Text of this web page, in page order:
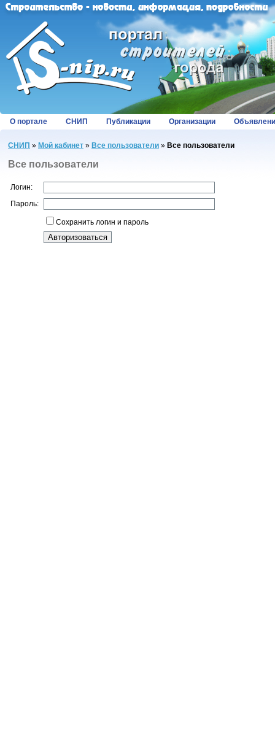
О портале СНИП Публикации Организации
СНИП » Мой кабинет » Все пользователи » Все пользователи
Все пользователи
Логин:
Пароль:
Сохранить логин и пароль